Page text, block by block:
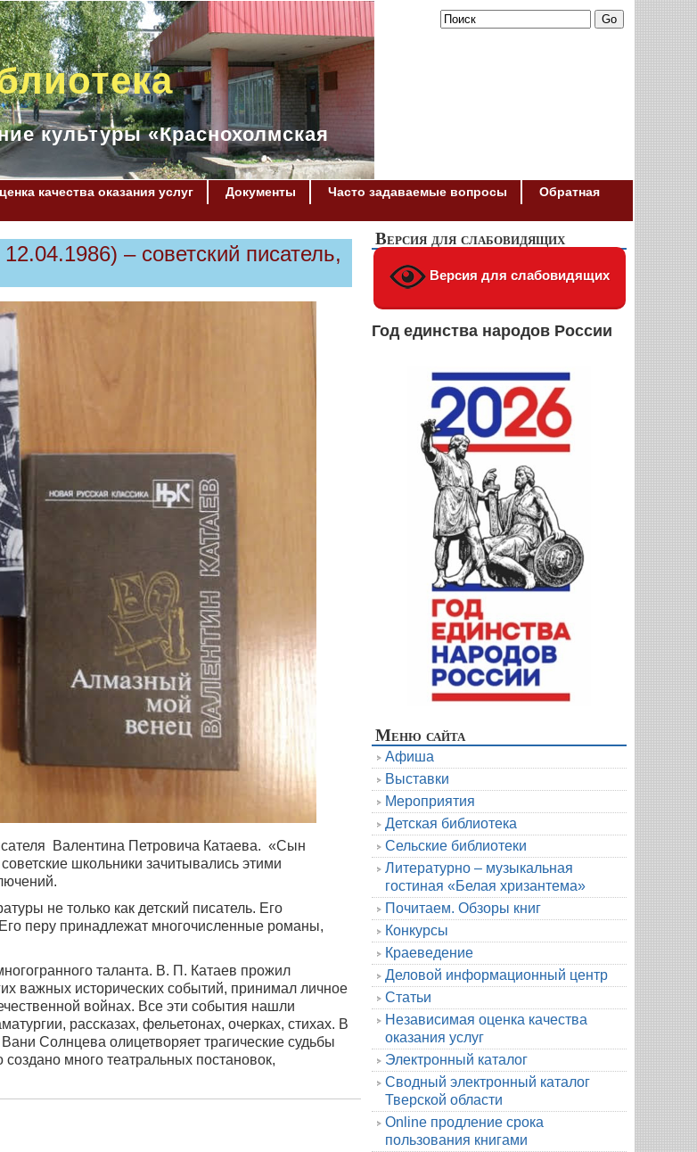
культуры «Краснохолмская
качества оказания услуг Документы Часто задаваемые вопросы
Обратная
– советский писатель,
Валентина Петровича Катаева. «Сын
школьники зачитывались этими
не только как детский писатель. Его
перу принадлежат многочисленные романы,
таланта. В. П. Катаев прожил
важных исторических событий, принимал личное
войнах. Все эти события нашли
рассказах, фельетонах, очерках, стихах. В
Солнцева олицетворяет трагические судьбы
много театральных постановок,
Версия для слабовидящих
Версия для слабовидящих
Год единства народов России
Меню сайта
Афиша
Выставки
Мероприятия
Детская библиотека
Сельские библиотеки
Литературно – музыкальная
гостиная «Белая хризантема»
Почитаем. Обзоры книг
Конкурсы
Краеведение
Деловой информационный центр
Статьи
Независимая оценка качества
оказания услуг
Электронный каталог
Сводный электронный каталог
Тверской области
Online продление срока
пользования книгами